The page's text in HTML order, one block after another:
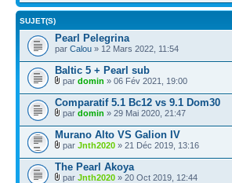
SUJET(S)
Pearl Pelegrina
par Calou » 12 Mars 2022, 11:54
Baltic 5 + Pearl sub
par domin » 06 Fév 2021, 19:00
Comparatif 5.1 Bc12 vs 9.1 Dom30
par domin » 29 Mai 2020, 21:47
Murano Alto VS Galion IV
par Jnth2020 » 21 Déc 2019, 13:16
The Pearl Akoya
par Jnth2020 » 20 Oct 2019, 12:44